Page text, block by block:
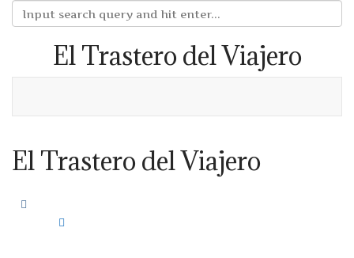
El Trastero del Viajero
El Trastero del Viajero